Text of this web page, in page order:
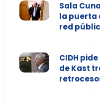
Sala
la puerta
red
CIDH
de Kast